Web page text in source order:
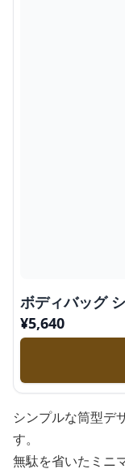
ボディバッグ
¥5,640
シンプルな筒型デ
す。
無駄を省いたミニ